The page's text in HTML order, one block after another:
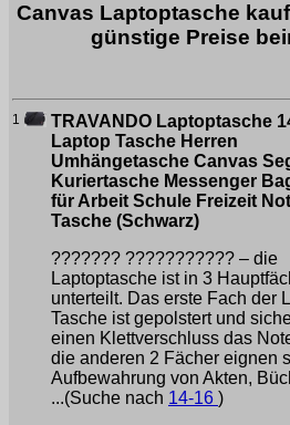
Canvas Laptoptasche
günstige Preise
1
TRAVANDO Laptoptasche
Laptop Tasche Herren
Umhängetasche Canvas
Kuriertasche Messenger
für Arbeit Schule Freizeit
Tasche (Schwarz)
??????? ??????????? – die
Laptoptasche ist in 3
unterteilt. Das erste Fach der
Tasche ist gepolstert und
einen Klettverschluss das
die anderen 2 Fächer eignen
Aufbewahrung von Akten,
...(Suche nach 14-16 )